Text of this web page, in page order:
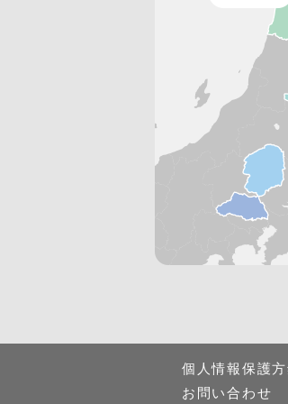
個人情報保護
お問い合わせ